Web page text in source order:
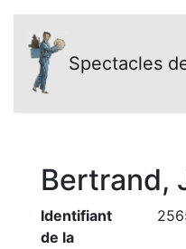
Spectacles
Bertrand,
Identifiant
de la